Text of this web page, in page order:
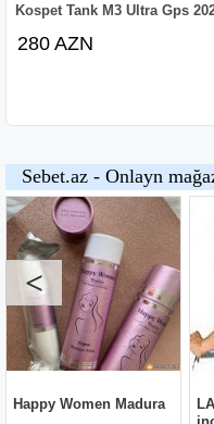
Kospet Tank M3 Ultra Gps
280 AZN